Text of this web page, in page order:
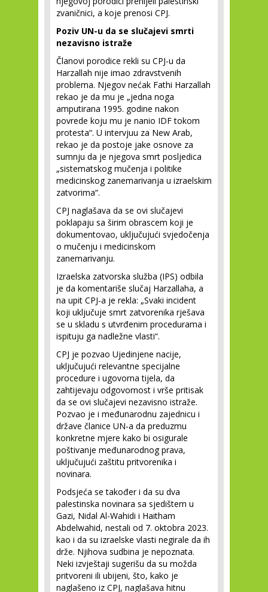
zvaničnici, a koje prenosi CPJ.
Poziv UN-u da se slučajevi smrti
nezavisno istraže
Članovi porodice rekli su CPJ-u da
Harzallah nije imao zdravstvenih
problema. Njegov nećak Fathi Harzallah
rekao je da mu je „jedna noga
amputirana 1995. godine nakon
povrede koju mu je nanio IDF tokom
protesta“. U intervjuu za New Arab,
rekao je da postoje jake osnove za
sumnju da je njegova smrt posljedica
„sistematskog mučenja i politike
medicinskog zanemarivanja u izraelskim
zatvorima“.
CPJ naglašava da se ovi slučajevi
poklapaju sa širim obrascem koji je
dokumentovao, uključujući svjedočenja
o mučenju i medicinskom
zanemarivanju.
Izraelska zatvorska služba (IPS) odbila
je da komentariše slučaj Harzallaha, a
na upit CPJ-a je rekla: „Svaki incident
koji uključuje smrt zatvorenika rješava
se u skladu s utvrđenim procedurama i
ispituju ga nadležne vlasti“.
CPJ je pozvao Ujedinjene nacije,
uključujući relevantne specijalne
procedure i ugovorna tijela, da
zahtijevaju odgovornost i vrše pritisak
da se ovi slučajevi nezavisno istraže.
Pozvao je i međunarodnu zajednicu i
države članice UN-a da preduzmu
konkretne mjere kako bi osigurale
poštivanje međunarodnog prava,
uključujući zaštitu pritvorenika i
novinara.
Podsjeća se također i da su dva
palestinska novinara sa sjedištem u
Gazi, Nidal Al-Wahidi i Haitham
Abdelwahid, nestali od 7. oktobra 2023.
kao i da su izraelske vlasti negirale da ih
drže. Njihova sudbina je nepoznata.
Neki izvještaji sugerišu da su možda
pritvoreni ili ubijeni, što, kako je
naglašeno iz CPJ, naglašava hitnu